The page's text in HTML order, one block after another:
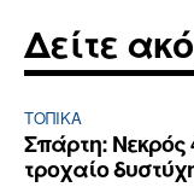
Δείτε
ΤΟΠΙΚΑ
Σπάρτη: Νεκρός
τροχαίο